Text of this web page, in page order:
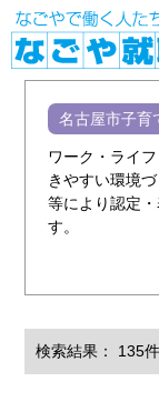
名古屋市子育
ワーク・ライ
きやすい環境
等により認定
す。
検索結果： 135件